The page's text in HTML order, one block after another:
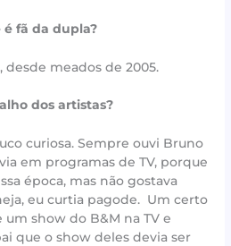
fã da dupla?
desde meados de 2005.
dos artistas?
curiosa. Sempre ouvi Bruno
em programas de TV, porque
época, mas não gostava
eu curtia pagode. Um certo
show do B&M na TV e
que o show deles devia ser